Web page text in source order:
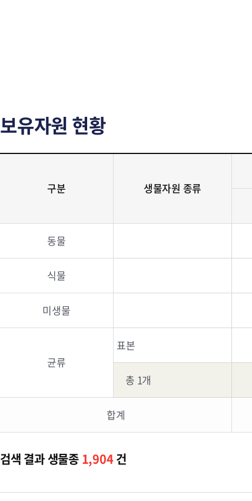
보유자원 현황
구분 생물자원 종류
동물
식물
미생물
균류
표본
총 1개
합계
검색 결과 생물종 1,904건